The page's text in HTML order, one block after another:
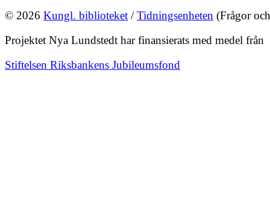
© 2026 Kungl. biblioteket /Tidningsenheten (Frågor
Projektet Nya Lundstedt har finansierats med medel från
Stiftelsen Riksbankens Jubileumsfond